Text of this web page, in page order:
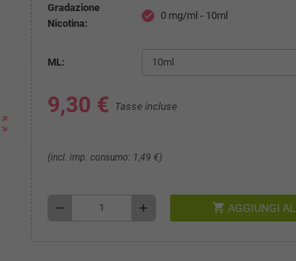
Gradazione
Nicotina:
check 0 mg/ml - 10ml
ML:
9,30 € Tasse incluse
(incl. imp. consumo: 1,49 €)
remove add shopping_cart AGGIUNGI